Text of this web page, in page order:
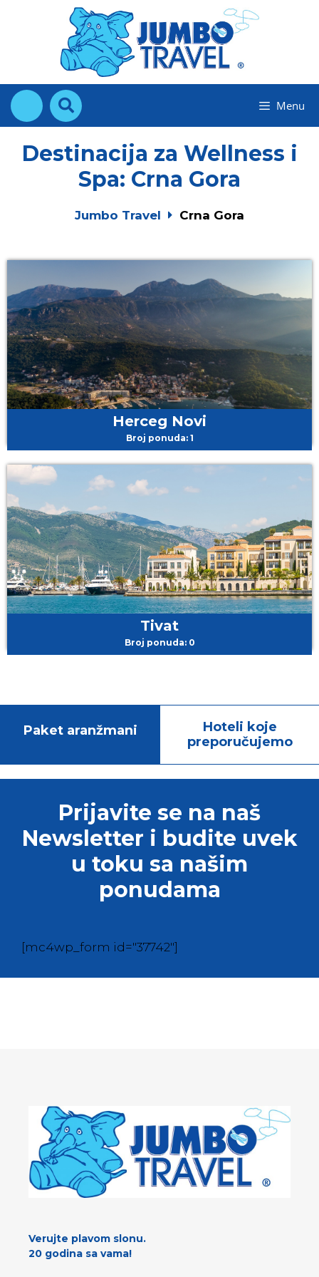
Menu
Destinacija za Wellness i
Spa: Crna Gora
Jumbo Travel Crna Gora
Herceg Novi
Broj ponuda: 1
Tivat
Broj ponuda: 0
Paket aranžmani
Hoteli koje
preporučujemo
Prijavite se na naš
Newsletter i budite uvek
u toku sa našim
ponudama
[mc4wp_form id="37742"]
Verujte plavom slonu.
20 godina sa vama!